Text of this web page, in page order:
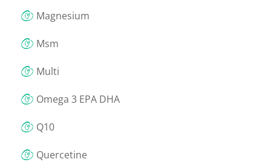
Magnesium
Msm
Multi
Omega 3 EPA DHA
Q10
Quercetine